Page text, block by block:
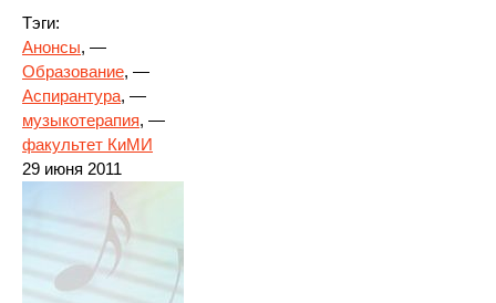
Тэги:
Анонсы, —
Образование, —
Аспирантура, —
музыкотерапия, —
факультет КиМИ
29 июня 2011